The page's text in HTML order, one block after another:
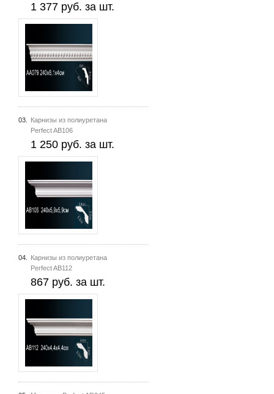
1 377 руб. за шт.
03.
Карнизы из полиуретана
Perfect AB106
1 250 руб. за шт.
04.
Карнизы из полиуретана
Perfect AB112
867 руб. за шт.